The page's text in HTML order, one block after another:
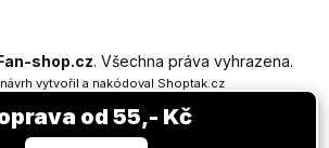
Vytvořil Shoptet Premium
shop.cz. Všechna práva vyhrazena.
vytvořil a nakódoval Shoptak.cz
od 55,- Kč